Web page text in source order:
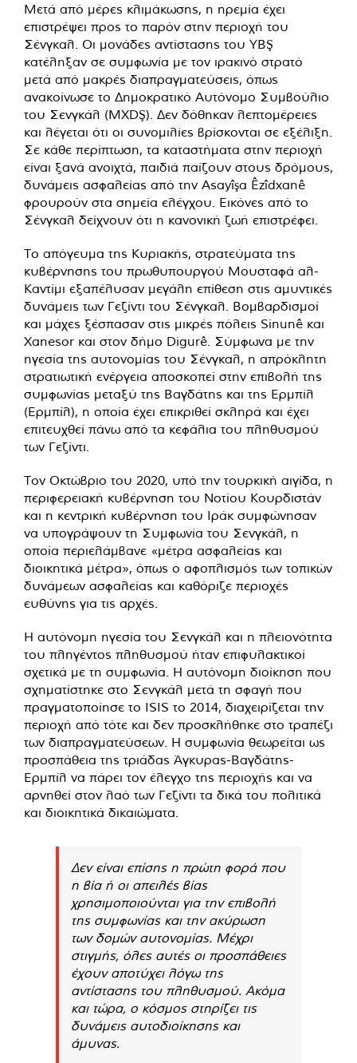
Μετά από μέρες κλιμάκωσης, η ηρεμία έχει
επιστρέψει προς το παρόν στην περιοχή του
Σένγκαλ. Οι μονάδες αντίστασης του YBŞ
κατέληξαν σε συμφωνία με τον ιρακινό στρατό
μετά από μακρές διαπραγματεύσεις, όπως
ανακοίνωσε το Δημοκρατικό Αυτόνομο Συμβούλιο
του Σενγκάλ (MXDŞ). Δεν δόθηκαν λεπτομέρειες
και λέγεται ότι οι συνομιλίες βρίσκονται σε εξέλιξη.
Σε κάθε περίπτωση, τα καταστήματα στην περιοχή
είναι ξανά ανοιχτά, παιδιά παίζουν στους δρόμους,
δυνάμεις ασφαλείας από την Asayîşa Êzîdxanê
φρουρούν στα σημεία ελέγχου. Εικόνες από το
Σένγκαλ δείχνουν ότι η κανονική ζωή επιστρέφει.
Το απόγευμα της Κυριακής, στρατεύματα της
κυβέρνησης του πρωθυπουργού Μουσταφά αλ-
Καντίμι εξαπέλυσαν μεγάλη επίθεση στις αμυντικές
δυνάμεις των Γεζίντι του Σένγκαλ. Βομβαρδισμοί
και μάχες ξέσπασαν στις μικρές πόλεις Sinunê και
Xanesor και στον δήμο Digurê. Σύμφωνα με την
ηγεσία της αυτονομίας του Σένγκαλ, η απρόκλητη
στρατιωτική ενέργεια αποσκοπεί στην επιβολή της
συμφωνίας μεταξύ της Βαγδάτης και της Ερμπίλ
(Ερμπίλ), η οποία έχει επικριθεί σκληρά και έχει
επιτευχθεί πάνω από τα κεφάλια του πληθυσμού
των Γεζίντι.
Τον Οκτώβριο του 2020, υπό την τουρκική αιγίδα, η
περιφερειακή κυβέρνηση του Νοτίου Κουρδιστάν
και η κεντρική κυβέρνηση του Ιράκ συμφώνησαν
να υπογράψουν τη Συμφωνία του Σενγκάλ, η
οποία περιελάμβανε «μέτρα ασφαλείας και
διοικητικά μέτρα», όπως ο αφοπλισμός των τοπικών
δυνάμεων ασφαλείας και καθόριζε περιοχές
ευθύνης για τις αρχές.
Η αυτόνομη ηγεσία του Σενγκάλ και η πλειονότητα
του πληγέντος πληθυσμού ήταν επιφυλακτικοί
σχετικά με τη συμφωνία. Η αυτόνομη διοίκηση που
σχηματίστηκε στο Σενγκάλ μετά τη σφαγή που
πραγματοποίησε το ISIS το 2014, διαχειρίζεται την
περιοχή από τότε και δεν προσκλήθηκε στο τραπέζι
των διαπραγματεύσεων. Η συμφωνία θεωρείται ως
προσπάθεια της τριάδας Άγκυρας-Βαγδάτης-
Ερμπίλ να πάρει τον έλεγχο της περιοχής και να
αρνηθεί στον λαό των Γεζίντι τα δικά του πολιτικά
και διοικητικά δικαιώματα.
Δεν είναι επίσης η πρώτη φορά που
η βία ή οι απειλές βίας
χρησιμοποιούνται για την επιβολή
της συμφωνίας και την ακύρωση
των δομών αυτονομίας. Μέχρι
στιγμής, όλες αυτές οι προσπάθειες
έχουν αποτύχει λόγω της
αντίστασης του πληθυσμού. Ακόμα
και τώρα, ο κόσμος στηρίζει τις
δυνάμεις αυτοδιοίκησης και
άμυνας.